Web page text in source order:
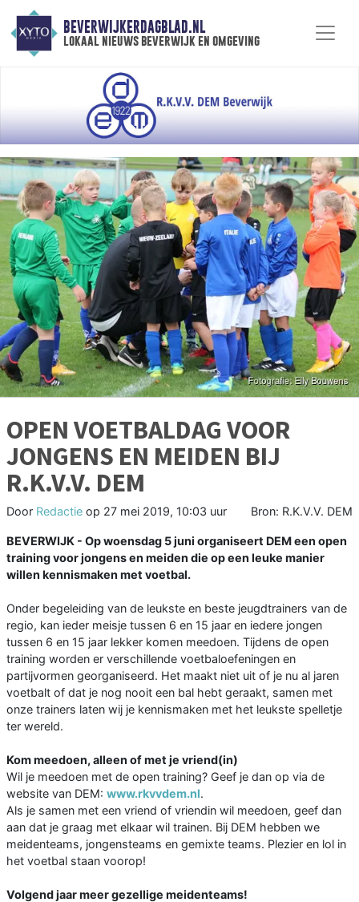
BEVERWIJKERDAGBLAD.NL
lokaal nieuws beverwijk en omgeving
OPEN VOETBALDAG VOOR
JONGENS EN MEIDEN BIJ
R.K.V.V. DEM
Door Redactie op 27 mei 2019, 10:03 uur Bron: R.K.V.V. DEM
BEVERWIJK - Op woensdag 5 juni organiseert DEM een open
training voor jongens en meiden die op een leuke manier
willen kennismaken met voetbal.
Onder begeleiding van de leukste en beste jeugdtrainers van de
regio, kan ieder meisje tussen 6 en 15 jaar en iedere jongen
tussen 6 en 15 jaar lekker komen meedoen. Tijdens de open
training worden er verschillende voetbaloefeningen en
partijvormen georganiseerd. Het maakt niet uit of je nu al jaren
voetbalt of dat je nog nooit een bal hebt geraakt, samen met
onze trainers laten wij je kennismaken met het leukste spelletje
ter wereld.
Kom meedoen, alleen of met je vriend(in)
Wil je meedoen met de open training? Geef je dan op via de
website van DEM: www.rkvvdem.nl.
Als je samen met een vriend of vriendin wil meedoen, geef dan
aan dat je graag met elkaar wil trainen. Bij DEM hebben we
meidenteams, jongensteams en gemixte teams. Plezier en lol in
het voetbal staan voorop!
Volgend jaar meer gezellige meidenteams!